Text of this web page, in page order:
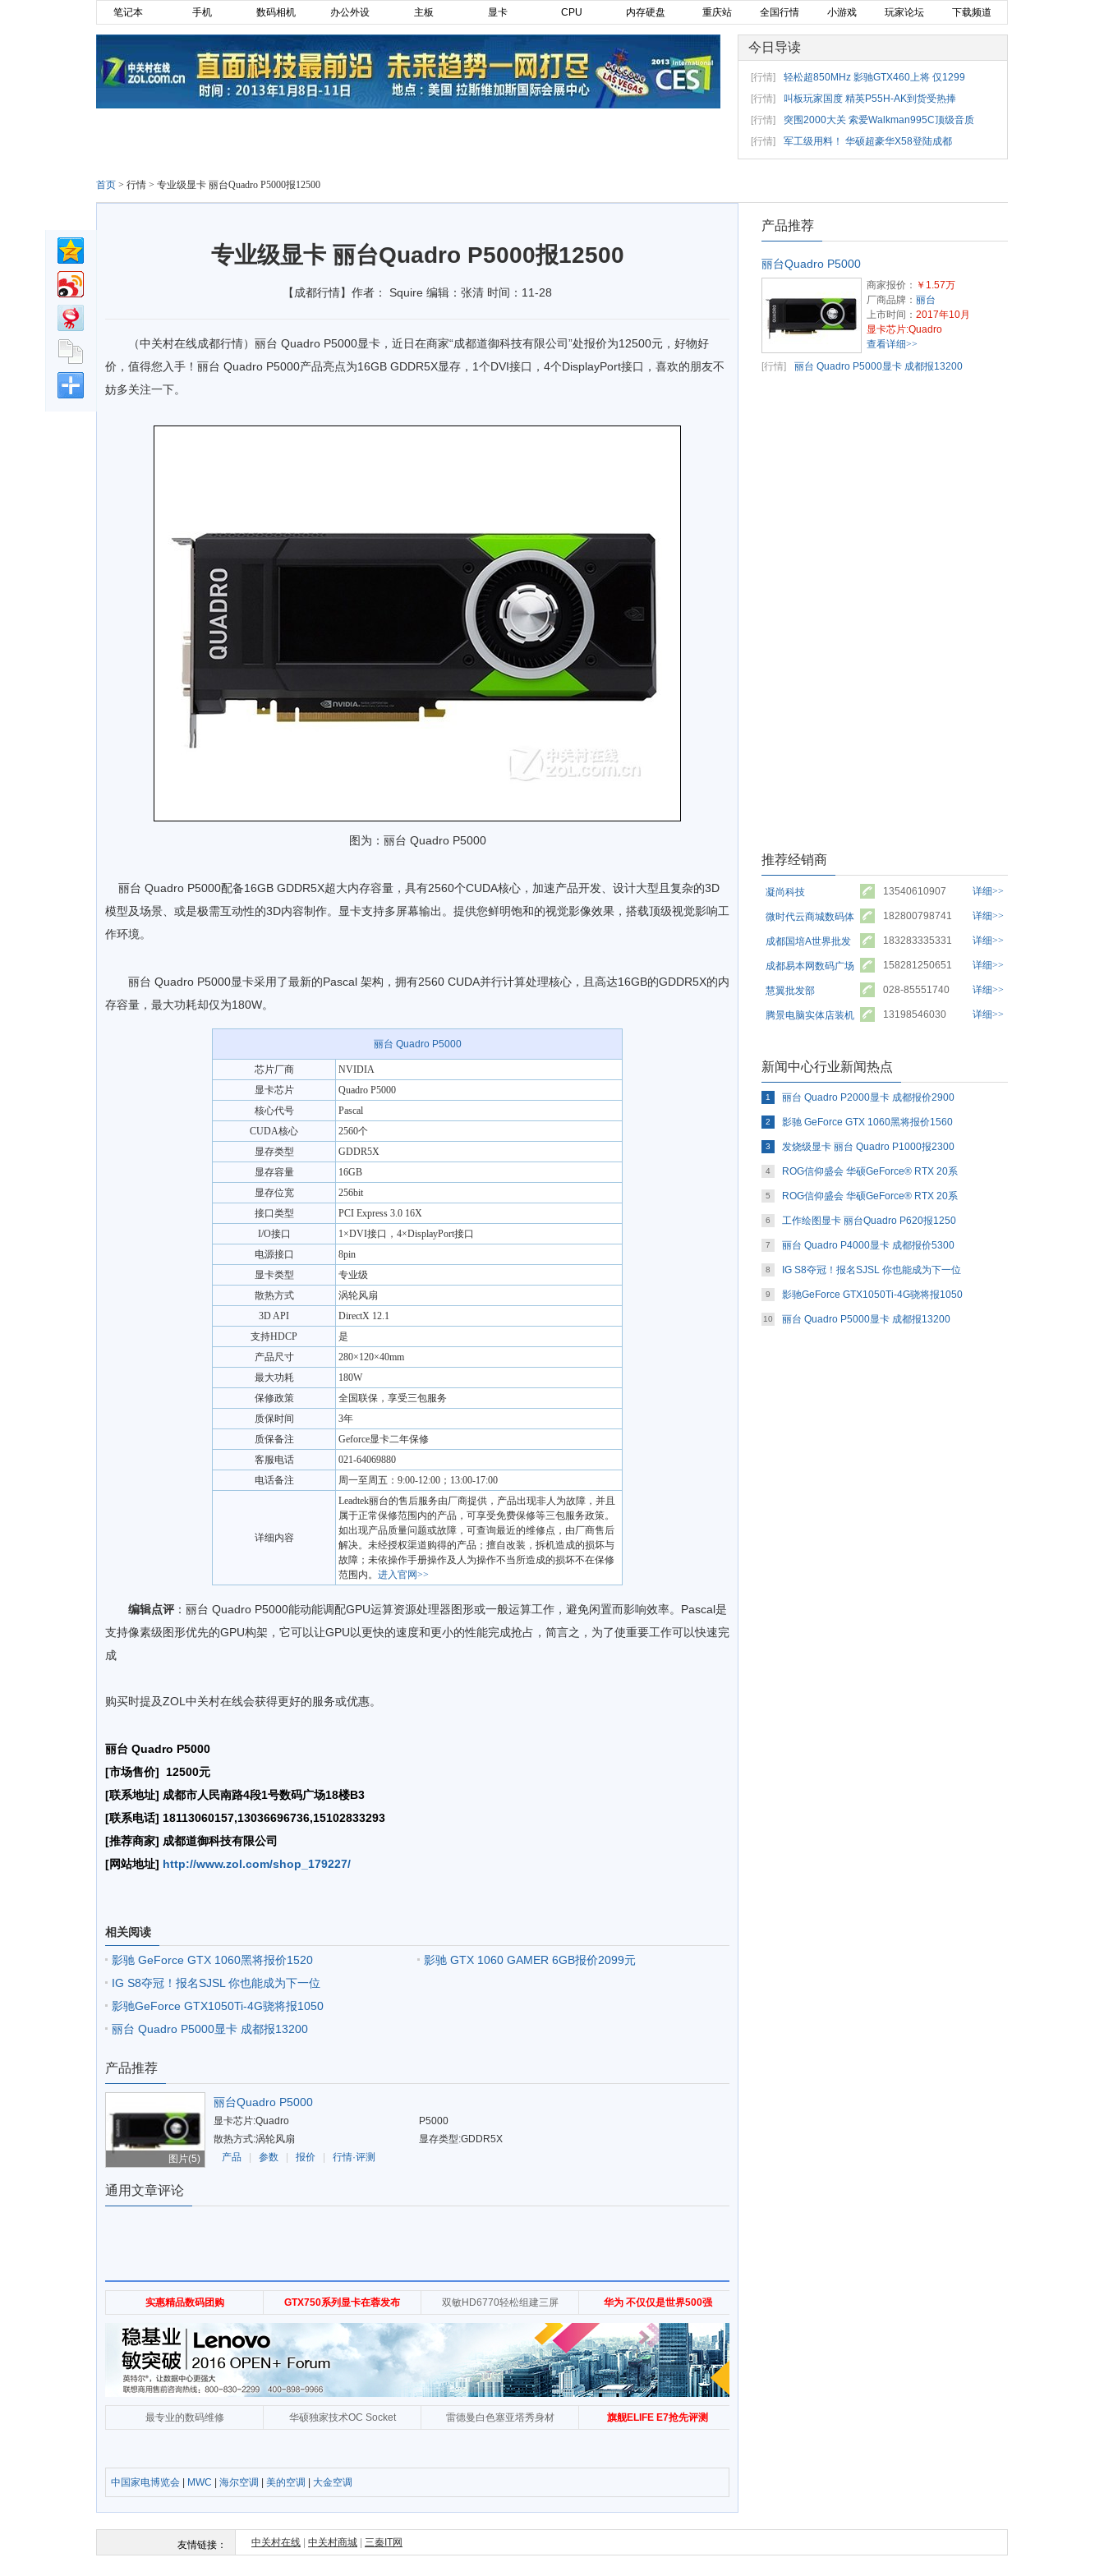
笔记本 手机 数码相机 办公外设 主板 显卡 CPU 内存硬盘 重庆站 全国行情 小游戏 玩家论坛 下载频道
今日导读
轻松超850MHz 影驰GTX460上将 仅1299
[行情]
叫板玩家国度 精英P55H-AK到货受热捧
[行情]
突围2000大关 索爱Walkman995C顶级音质
[行情]
军工级用料！ 华硕超豪华X58登陆成都
[行情]
首页 > 行情 > 专业级显卡 丽台Quadro P5000报12500
专业级显卡 丽台Quadro P5000报12500
【成都行情】作者： Squire 编辑：张清 时间：11-28
（中关村在线成都行情）丽台 Quadro P5000显卡，近日在商家“成都道御科技有限公司”处报价为12500元，好物好
价，值得您入手！丽台 Quadro P5000产品亮点为16GB GDDR5X显存，1个DVI接口，4个DisplayPort接口，喜欢的朋友不
妨多关注一下。
图为：丽台 Quadro P5000
丽台 Quadro P5000配备16GB GDDR5X超大内存容量，具有2560个CUDA核心，加速产品开发、设计大型且复杂的3D
模型及场景、或是极需互动性的3D内容制作。显卡支持多屏幕输出。提供您鲜明饱和的视觉影像效果，搭载顶级视觉影响工
作环境。
丽台 Quadro P5000显卡采用了最新的Pascal 架构，拥有2560 CUDA并行计算处理核心，且高达16GB的GDDR5X的内
存容量，最大功耗却仅为180W。
丽台 Quadro P5000
芯片厂商
NVIDIA
显卡芯片
Quadro P5000
核心代号
Pascal
CUDA核心
2560个
显存类型
GDDR5X
显存容量
16GB
显存位宽
256bit
接口类型
PCI Express 3.0 16X
I/O接口
1×DVI接口，4×DisplayPort接口
电源接口
8pin
显卡类型
专业级
散热方式
涡轮风扇
3D API
DirectX 12.1
支持HDCP
是
产品尺寸
280×120×40mm
最大功耗
180W
保修政策
全国联保，享受三包服务
质保时间
3年
质保备注
Geforce显卡二年保修
客服电话
021-64069880
电话备注
周一至周五：9:00-12:00；13:00-17:00
详细内容
Leadtek丽台的售后服务由厂商提供，产品出现非人为故障，并且
属于正常保修范围内的产品，可享受免费保修等三包服务政策。
如出现产品质量问题或故障，可查询最近的维修点，由厂商售后
解决。未经授权渠道购得的产品；擅自改装，拆机造成的损坏与
故障；未依操作手册操作及人为操作不当所造成的损坏不在保修
范围内。 进入官网>>
编辑点评：丽台 Quadro P5000能动能调配GPU运算资源处理器图形或一般运算工作，避免闲置而影响效率。Pascal是
支持像素级图形优先的GPU构架，它可以让GPU以更快的速度和更小的性能完成抢占，简言之，为了使重要工作可以快速完
成
购买时提及ZOL中关村在线会获得更好的服务或优惠。
丽台 Quadro P5000
[市场售价] 12500元
[联系地址] 成都市人民南路4段1号数码广场18楼B3
[联系电话] 18113060157,13036696736,15102833293
[推荐商家] 成都道御科技有限公司
[网站地址] http://www.zol.com/shop_179227/
相关阅读
影驰 GeForce GTX 1060黑将报价1520
IG S8夺冠！报名SJSL 你也能成为下一位
影驰GeForce GTX1050Ti-4G骁将报1050
丽台 Quadro P5000显卡 成都报13200
影驰 GTX 1060 GAMER 6GB报价2099元
产品推荐
图片(5)
丽台Quadro P5000
显卡芯片:Quadro
P5000
散热方式:涡轮风扇
显存类型:GDDR5X
产品
参数 报价 行情·评测
通用文章评论
中国家电博览会 MWC 海尔空调 美的空调 大金空调
产品推荐
丽台Quadro P5000
商家报价： ￥1.57万
厂商品牌： 丽台
上市时间： 2017年10月
显卡芯片:Quadro
查看详细>>
丽台 Quadro P5000显卡 成都报13200
[行情]
推荐经销商
凝尚科技
13540610907
0
详细>>
微时代云商城数码体
验中心
182800798741 详细>>
成都国培A世界批发
总店
183283335331 详细>>
成都易本网数码广场
批发部
158281250651 详细>>
慧翼批发部 028-85551740 详细>>
腾景电脑实体店装机
13198546030
详细>>
新闻中心行业新闻热点
1 丽台 Quadro P2000显卡 成都报价2900
2 影驰 GeForce GTX 1060黑将报价1560
3 发烧级显卡 丽台 Quadro P1000报2300
4 ROG信仰盛会 华硕GeForce® RTX 20系
5 ROG信仰盛会 华硕GeForce® RTX 20系
6 工作绘图显卡 丽台Quadro P620报1250
7 丽台 Quadro P4000显卡 成都报价5300
8 IG S8夺冠！报名SJSL 你也能成为下一位
9 影驰GeForce GTX1050Ti-4G骁将报1050
10 丽台 Quadro P5000显卡 成都报13200